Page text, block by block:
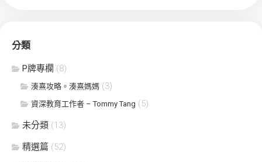
分類
P牌專欄 (8)
湊熹攻略。湊熹媽媽 (3)
資深教育工作者 – Tommy Tang (5)
未分類 (13)
精選篇 (52)